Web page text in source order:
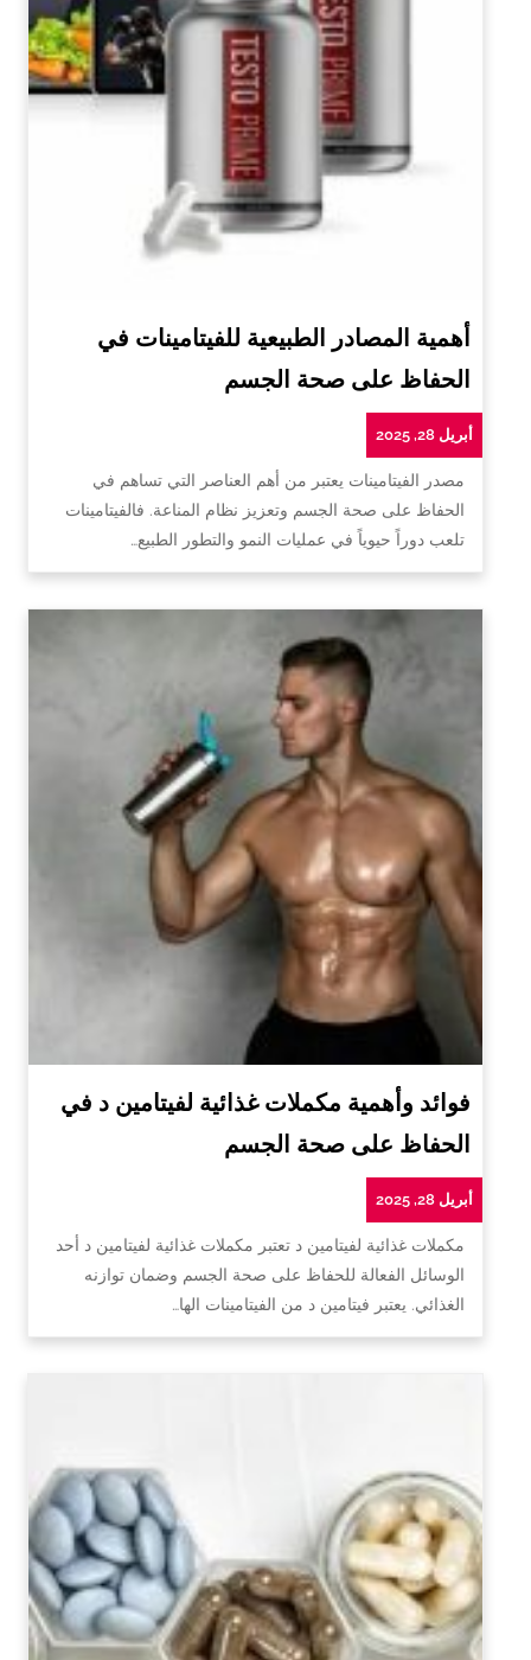
أهمية المصادر الطبيعية للفيتامينات في
الحفاظ على صحة الجسم
أبريل 28, 2025
مصدر الفيتامينات يعتبر من أهم العناصر التي تساهم في
الحفاظ على صحة الجسم وتعزيز نظام المناعة. فالفيتامينات
تلعب دوراً حيوياً في عمليات النمو والتطور الطبيع…
فوائد وأهمية مكملات غذائية لفيتامين د في
الحفاظ على صحة الجسم
أبريل 28, 2025
مكملات غذائية لفيتامين د تعتبر مكملات غذائية لفيتامين د أحد
الوسائل الفعالة للحفاظ على صحة الجسم وضمان توازنه
الغذائي. يعتبر فيتامين د من الفيتامينات الها…